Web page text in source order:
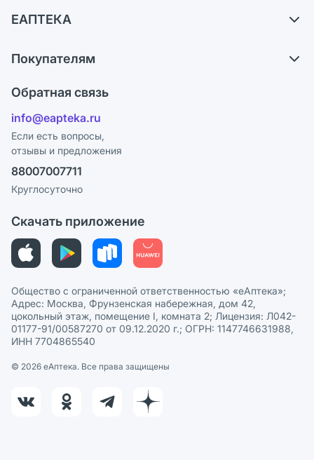
Самовывоз из аптек
Ответы на вопросы
Блог
ЕАПТЕКА
Карьера
Поставщики
Лицензия
Реклама на сайте
Ваши товары на ЕАПТЕКЕ
Покупателям
Программа СберСпасибо
Политика конфиденциальности
Пользовательское соглашение
Политика рекомендаций
Этика и соответствие
Политика в отношении обработки персональных данных
Обратная связь
info@eapteka.ru
Если есть вопросы,
отзывы и предложения
88007007711
Круглосуточно
Скачать приложение
Общество с ограниченной ответственностью «еАптека»;
Адрес: Москва, Фрунзенская набережная, дом 42,
цокольный этаж, помещение I, комната 2; Лицензия: Л042-
01177-91/00587270 от 09.12.2020 г.; ОГРН: 1147746631988,
ИНН 7704865540
© 2026 eАптека. Все права защищены